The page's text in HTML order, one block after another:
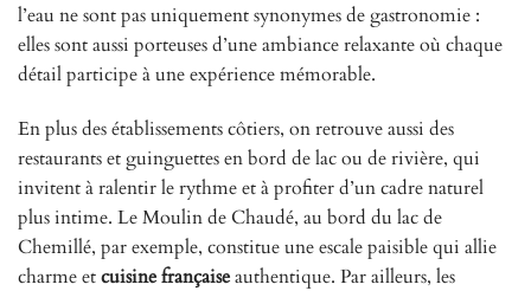
l’eau ne sont pas uniquement synonymes de gastronomie :
elles sont aussi porteuses d’une ambiance relaxante où chaque
détail participe à une expérience mémorable.
En plus des établissements côtiers, on retrouve aussi des
restaurants et guinguettes en bord de lac ou de rivière, qui
invitent à ralentir le rythme et à profiter d’un cadre naturel
plus intime. Le Moulin de Chaudé, au bord du lac de
Chemillé, par exemple, constitue une escale paisible qui allie
charme etcuisine françaiseauthentique. Par ailleurs, les